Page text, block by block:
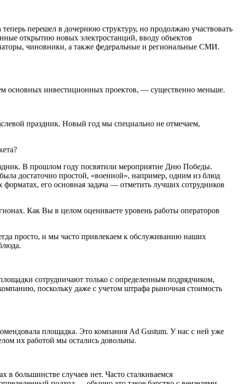
перешел в дочернюю структуру, но продолжаю участвовать
открытию новых электростанций, вводу объектов
чиновники, а также федеральные и региональные СМИ.
основных инвестиционных проектов, — существенно меньше.
праздник. Новый год мы специально не отмечаем,
В прошлом году посвятили мероприятие Дню Победы.
достаточно простой, «военной», например, одним из блюд
его основная задача — отметить лучших сотрудников
Как Вы в целом оцениваете уровень работы операторов
просто, и мы часто привлекаем к обслуживанию наших
сотрудничают только с определенным подрядчиком,
поскольку даже с учетом штрафа рыночная стоимость
площадка. Это компания Ad Gustum. У нас с ней уже
их работой мы остались довольны.
большинстве случаев нет. Часто сталкиваемся